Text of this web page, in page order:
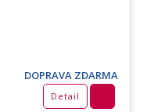
DOPRAVA ZDARMA
Detail